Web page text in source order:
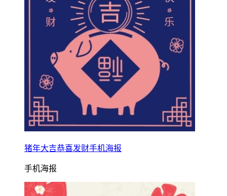
猪年大吉恭喜发财手机海报
手机海报